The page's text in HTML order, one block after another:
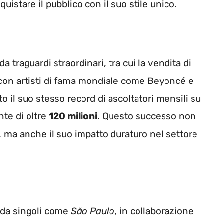
il pubblico con il suo stile unico.
traguardi straordinari, tra cui la vendita di
artisti di fama mondiale come Beyoncé e
il suo stesso record di ascoltatori mensili su
di oltre 120 milioni. Questo successo non
anche il suo impatto duraturo nel settore
singoli come São Paulo, in collaborazione